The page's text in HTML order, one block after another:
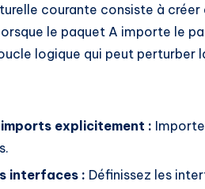
courante consiste à
le paquet A importe le
logique qui peut
explicitement :
interfaces : Définissez les